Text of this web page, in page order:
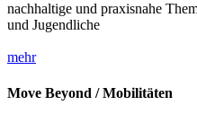
nachhaltige und praxisnahe
und Jugendliche
mehr
Move Beyond / Mobilitäten